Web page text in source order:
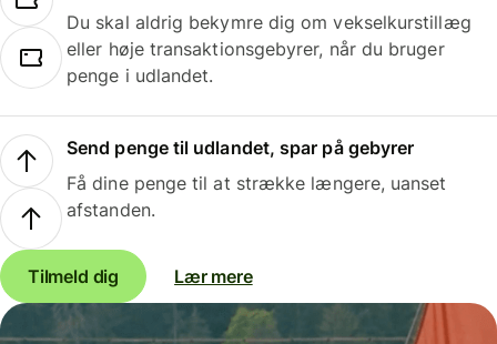
Du skal aldrig bekymre dig om vekselkurstillæg
eller høje transaktionsgebyrer, når du bruger
penge i udlandet.
Send penge til udlandet, spar på gebyrer
Få dine penge til at strække længere, uanset
afstanden.
Tilmeld dig Lær mere